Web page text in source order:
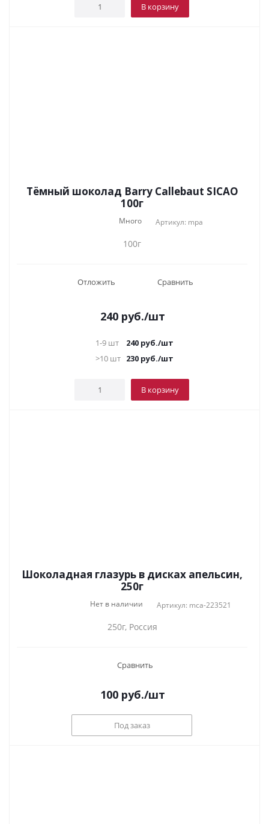
В корзину
Тёмный шоколад Barry Callebaut SICAO
100г
Много Артикул: mpa
100г
Отложить Сравнить
240руб./шт
1-9 шт 240 руб./шт
>10 шт 230 руб./шт
В корзину
Шоколадная глазурь в дисках апельсин,
250г
Нет в наличии Артикул: mca-223521
250г, Россия
Сравнить
100руб./шт
Под заказ